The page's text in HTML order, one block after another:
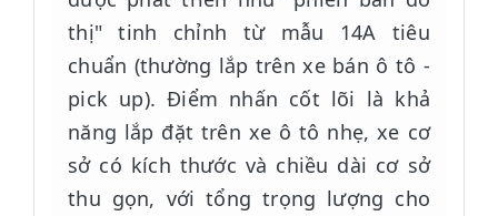
thị" tinh chỉnh từ mẫu 14A tiêu
chuẩn (thường lắp trên xe bán ô tô -
pick up). Điểm nhấn cốt lõi là khả
năng lắp đặt trên xe ô tô nhẹ, xe cơ
sở có kích thước và chiều dài cơ sở
thu gọn, với tổng trọng lượng cho